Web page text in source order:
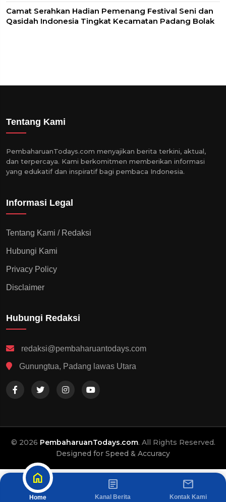
Camat Serahkan Hadian Pemenang Festival Seni dan
Qasidah Indonesia Tingkat Kecamatan Padang Bolak
Tentang Kami
PembaharuanTodays.com menyajikan berita terkini, aktual,
dan terpercaya. Kami berkomitmen memberikan informasi
yang edukatif dan inspiratif bagi pembaca Indonesia.
Informasi Legal
Tentang Kami / Redaksi
Hubungi Kami
Privacy Policy
Disclaimer
Hubungi Redaksi
redaksi@pembaharuantodays.com
Gunungtua, Padang lawas Utara
© 2026 PembaharuanTodays.com. All Rights Reserved.
Designed for Speed & Accuracy
home
Home
article
Kanal Berita
mail
Kontak Kami